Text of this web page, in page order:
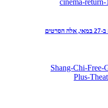
בתי הקולנוע חוזרים ב-27 במאי, אלה הסרטים